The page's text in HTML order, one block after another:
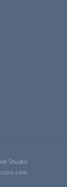
Studio